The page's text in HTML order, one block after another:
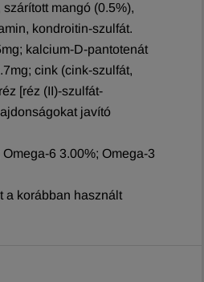
mangó (0.5%),
kondroitin-szulfát.
kalcium-D-pantotenát
cink (cink-szulfát,
[réz (II)-szulfát-
javító
6 3.00%; Omega-3
a korábban használt